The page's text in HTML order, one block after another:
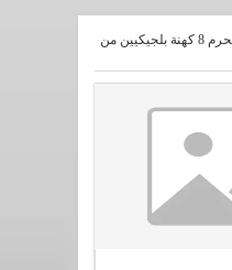
البابا يحرم 8 كهنة بلجيكيين من